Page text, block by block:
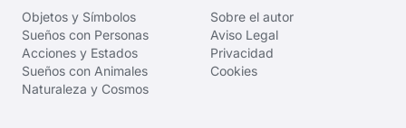
Objetos y Símbolos
Sueños con Personas
Acciones y Estados
Sueños con Animales
Naturaleza y Cosmos
Sobre el autor
Aviso Legal
Privacidad
Cookies